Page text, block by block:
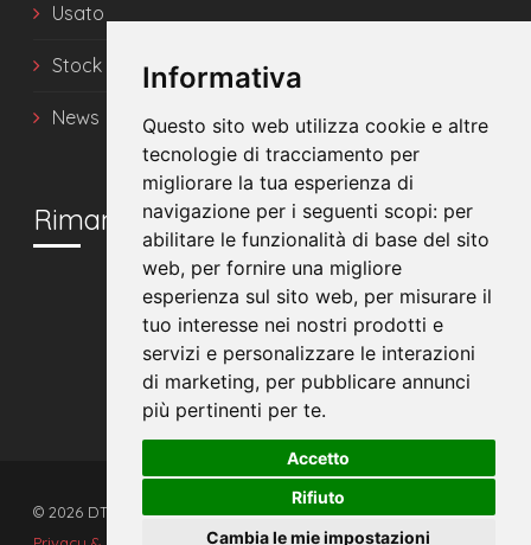
Informativa
Questo sito web utilizza cookie e altre
tecnologie di tracciamento per
migliorare la tua esperienza di
navigazione per i seguenti scopi: per
abilitare le funzionalità di base del sito
web, per fornire una migliore
esperienza sul sito web, per misurare il
tuo interesse nei nostri prodotti e
servizi e personalizzare le interazioni
di marketing, per pubblicare annunci
più pertinenti per te.
Accetto
Rifiuto
Cambia le mie impostazioni
Usato
Stock
News
Rimani in contatto
© 2026 DTS srl - Tutti i diritti riservati. - P.IVA 00608510392